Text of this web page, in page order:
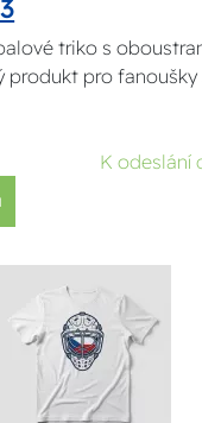
triko s
produkt pro fanoušky
K odeslání